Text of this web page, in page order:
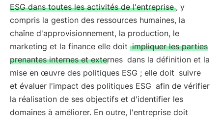
ESG dans toutes les activités de l'entreprise , y
compris la gestion des ressources humaines, la
chaîne d'approvisionnement, la production, le
marketing et la finance elle doit impliquer les parties
prenantes internes et externes dans la définition et la
mise en œuvre des politiques ESG ; elle doit suivre
et évaluer l'impact des politiques ESG afin de vérifier
la réalisation de ses objectifs et d'identifier les
domaines à améliorer. En outre, l'entreprise doit